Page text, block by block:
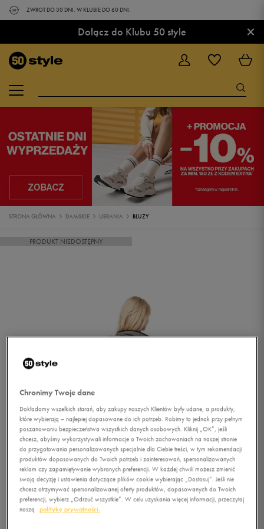
ZWROT DO 30 DNI. W KLUBIE DO 60 DNI.
Dołącz do Klubu 50 style ×
STRONA GŁÓWNA DAMSKIE UBRANIA BLUZY
PRODUKT NIEDOSTĘPNY
Chronimy Twoje dane
Dokładamy wszelkich starań, aby zakupy naszych Klientów były udane, a produkty,
które wybierają – najlepiej dopasowane do ich potrzeb. Robimy to jednak przy pełnym
poszanowaniu bezpieczeństwa wszystkich danych osobowych. Kliknij „OK”, jeśli
chcesz, abyśmy wykorzystywali informacje o Twoich zachowaniach na naszej stronie
do przygotowania personalizowanych specjalnie dla Ciebie treści, w tym rekomendacji
produktów dopasowanych do Twoich potrzeb i zainteresowań, spersonalizowanych
reklam czy zapamiętywanie wybranych preferencji. W każdej chwili możesz zmienić
swoją decyzję i ustawienia dotyczące plików cookie wybierając „Dostosuj”. Jeśli nie
chcesz otrzymywać spersonalizowanej oferty produktów, dopasowanych do Twoich
preferencji, wybierz „Odrzuć wszystkie”. W celu uzyskania więcej informacji, przeczytaj
naszą
politykę prywatności.